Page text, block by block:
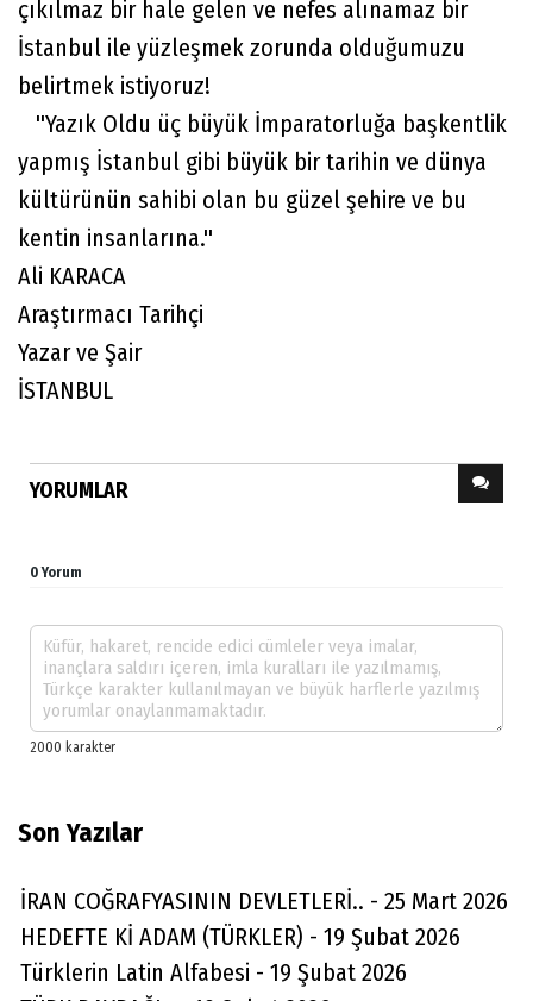
çıkılmaz bir hale gelen ve nefes alınamaz bir
İstanbul ile yüzleşmek zorunda olduğumuzu
belirtmek istiyoruz!
''Yazık Oldu üç büyük İmparatorluğa başkentlik
yapmış İstanbul gibi büyük bir tarihin ve dünya
kültürünün sahibi olan bu güzel şehire ve bu
kentin insanlarına.''
Ali KARACA
Araştırmacı Tarihçi
Yazar ve Şair
İSTANBUL
YORUMLAR
0 Yorum
Son Yazılar
İRAN COĞRAFYASININ DEVLETLERİ.. - 25 Mart 2026
HEDEFTE Kİ ADAM (TÜRKLER) - 19 Şubat 2026
Türklerin Latin Alfabesi - 19 Şubat 2026